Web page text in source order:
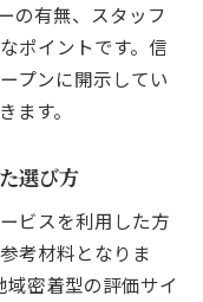
の有無、スタッフ
ポイントです。信
プンに開示してい
ます。
選び方
ビスを利用した方
考材料となりま
域密着型の評価サイ